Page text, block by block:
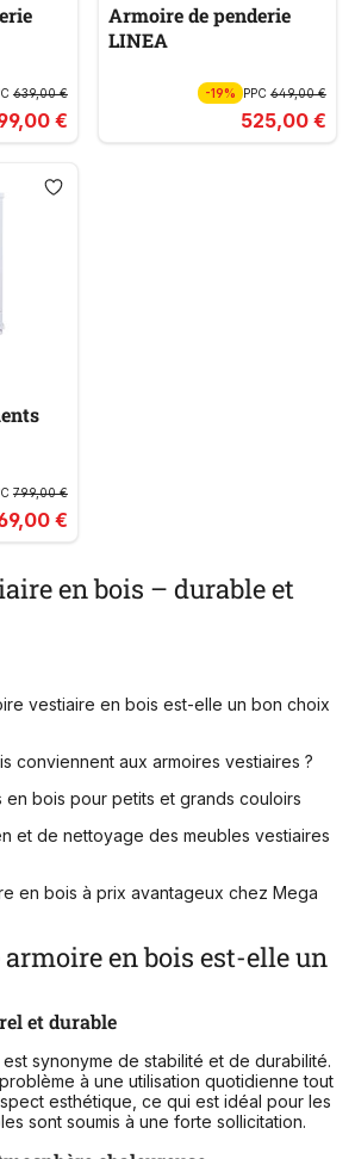
639,00 €
€
Armoire de penderie
LINEA
-19% PPC649,00 €
525,00 €
799,00 €
€
en bois – durable et
vestiaire en bois est-elle un bon choix
conviennent aux armoires vestiaires ?
en bois pour petits et grands couloirs
et de nettoyage des meubles vestiaires
en bois à prix avantageux chez Mega
en bois est-elle un
et durable
synonyme de stabilité et de durabilité.
à une utilisation quotidienne tout
esthétique, ce qui est idéal pour les
sont soumis à une forte sollicitation.